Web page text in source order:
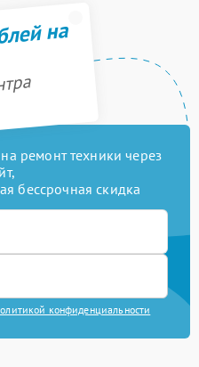
на
ремонт техники через
бессрочная скидка
конфиденциальности